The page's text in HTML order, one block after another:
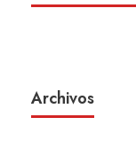
Archivos